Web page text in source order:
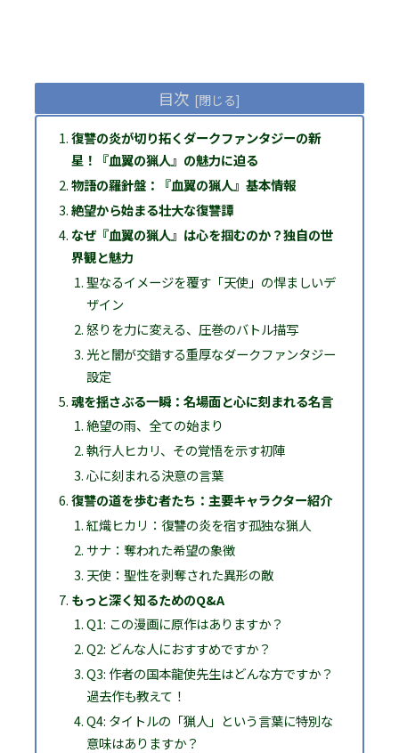
目次
復讐の炎が切り拓くダークファンタジーの新
星！『血翼の猟人』の魅力に迫る
物語の羅針盤：『血翼の猟人』基本情報
絶望から始まる壮大な復讐譚
なぜ『血翼の猟人』は心を掴むのか？独自の世
界観と魅力
聖なるイメージを覆す「天使」の悍ましいデ
ザイン
怒りを力に変える、圧巻のバトル描写
光と闇が交錯する重厚なダークファンタジー
設定
魂を揺さぶる一瞬：名場面と心に刻まれる名言
絶望の雨、全ての始まり
執行人ヒカリ、その覚悟を示す初陣
心に刻まれる決意の言葉
復讐の道を歩む者たち：主要キャラクター紹介
紅熾ヒカリ：復讐の炎を宿す孤独な猟人
サナ：奪われた希望の象徴
天使：聖性を剥奪された異形の敵
もっと深く知るためのQ&A
Q1: この漫画に原作はありますか？
Q2: どんな人におすすめですか？
Q3: 作者の国本龍使先生はどんな方ですか？
過去作も教えて！
Q4: タイトルの「猟人」という言葉に特別な
意味はありますか？